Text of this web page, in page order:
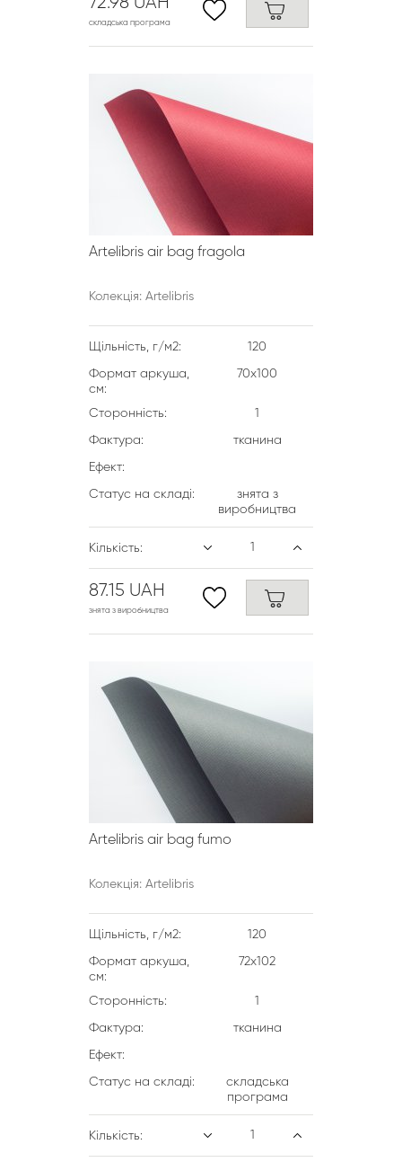
складська програма
Artelibris air bag fragola
Колекція: Artelibris
Щільність, г/м2: 120
Формат аркуша,
см:
70х100
Сторонність: 1
Фактура: тканина
Ефект:
Статус на складі:
знята з
виробництва
Кількість:
87.15 UAH
знята з виробництва
Artelibris air bag fumo
Колекція: Artelibris
Щільність, г/м2: 120
Формат аркуша,
см:
72х102
Сторонність: 1
Фактура: тканина
Ефект:
Статус на складі:
складська
програма
Кількість: